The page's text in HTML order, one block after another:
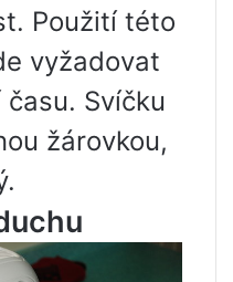
Použití této
vyžadovat
Svíčku
žárovkou,